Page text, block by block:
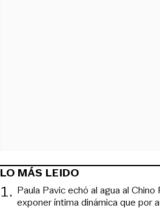
LO MÁS LEIDO
1. Paula Pavic echó al agua al Chino
exponer íntima dinámica que por